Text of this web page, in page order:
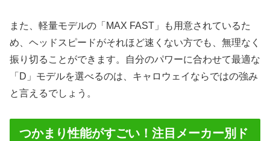
また、軽量モデルの「MAX FAST」も用意されているた
め、ヘッドスピードがそれほど速くない方でも、無理なく
振り切ることができます。自分のパワーに合わせて最適な
「D」モデルを選べるのは、キャロウェイならではの強み
と言えるでしょう。
つかまり性能がすごい！注目メーカー別ド